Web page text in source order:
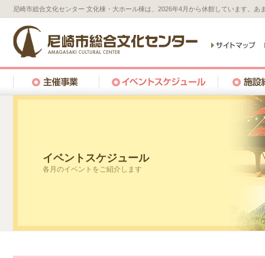
尼崎市総合文化センター 文化棟・大ホール棟は、2026年4月から休館しています。
イベントスケジュール
各月のイベントをご紹介します